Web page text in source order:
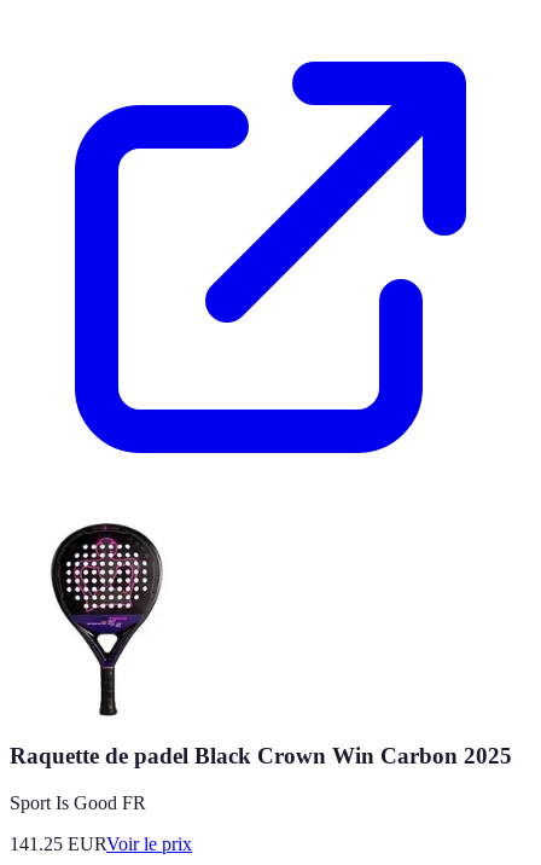
Raquette de padel Black Crown Win Carbon 2025
Sport Is Good FR
141.25 EURVoir le prix